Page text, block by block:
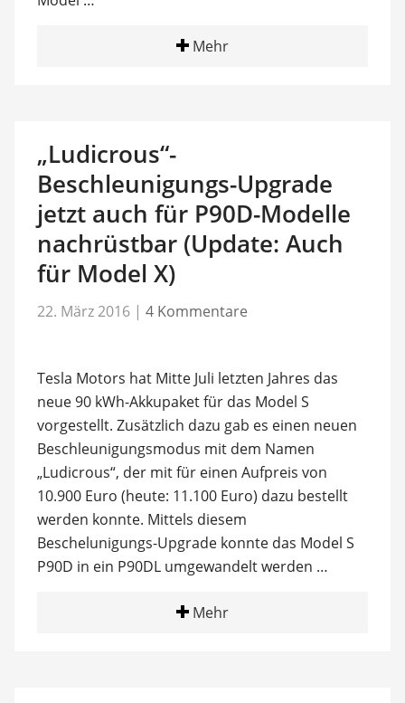
Mehr
„Ludicrous“-
Beschleunigungs-Upgrade
jetzt auch für P90D-Modelle
nachrüstbar (Update: Auch
für Model X)
22. März 2016 | 4 Kommentare
Tesla Motors hat Mitte Juli letzten Jahres das
neue 90 kWh-Akkupaket für das Model S
vorgestellt. Zusätzlich dazu gab es einen neuen
Beschleunigungsmodus mit dem Namen
„Ludicrous“, der mit für einen Aufpreis von
10.900 Euro (heute: 11.100 Euro) dazu bestellt
werden konnte. Mittels diesem
Beschelunigungs-Upgrade konnte das Model S
P90D in ein P90DL umgewandelt werden …
Mehr